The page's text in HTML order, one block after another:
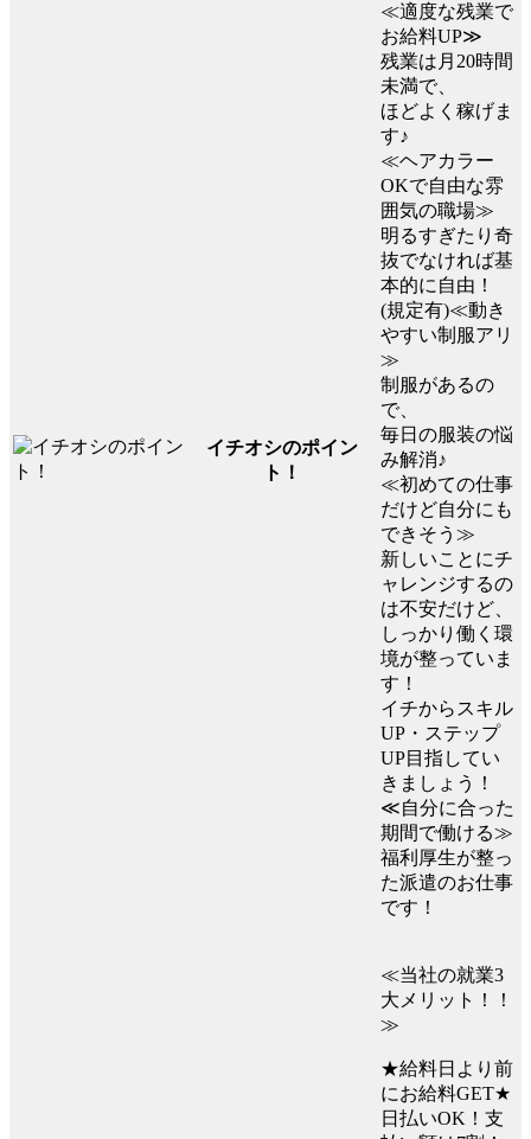
イチオシのポイン
ト！
≪適度な残業で
お給料UP≫
残業は月20時間
未満で、
ほどよく稼げま
す♪
≪ヘアカラー
OKで自由な雰
囲気の職場≫
明るすぎたり奇
抜でなければ基
本的に自由！
(規定有)≪動き
やすい制服アリ
≫
制服があるの
で、
毎日の服装の悩
み解消♪
≪初めての仕事
だけど自分にも
できそう≫
新しいことにチ
ャレンジするの
は不安だけど、
しっかり働く環
境が整っていま
す！
イチからスキル
UP・ステップ
UP目指してい
きましょう！
≪自分に合った
期間で働ける≫
福利厚生が整っ
た派遣のお仕事
です！
≪当社の就業3
大メリット！！
≫
★給料日より前
にお給料GET★
日払いOK！支